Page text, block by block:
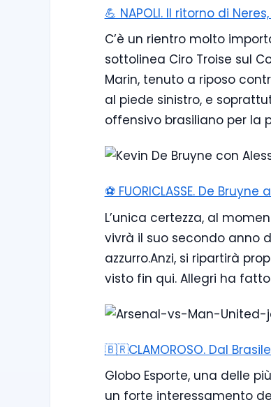
💪 NAPOLI. Il ritorno di
C’è un rientro molto
sottolinea Ciro Troise sul
Marin, tenuto a riposo
al piede sinistro, e
offensivo brasiliano per la
⚽️ FUORICLASSE. De
L’unica certezza, al
vivrà il suo secondo anno
azzurro.Anzi, si ripartirà
visto fin qui. Allegri ha
🇧🇷CLAMOROSO. Dal
Globo Esporte, una delle
un forte interessamento